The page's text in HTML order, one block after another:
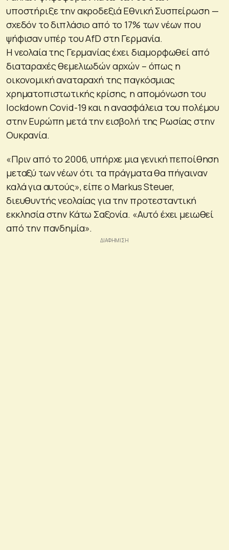
υποστήριξε την ακροδεξιά Εθνική Συσπείρωση —
σχεδόν το διπλάσιο από το 17% των νέων που
ψήφισαν υπέρ του AfD στη Γερμανία.
Η νεολαία της Γερμανίας έχει διαμορφωθεί από
διαταραχές θεμελιωδών αρχών – όπως η
οικονομική αναταραχή της παγκόσμιας
χρηματοπιστωτικής κρίσης, η απομόνωση του
lockdown Covid-19 και η ανασφάλεια του πολέμου
στην Ευρώπη μετά την εισβολή της Ρωσίας στην
Ουκρανία.
«Πριν από το 2006, υπήρχε μια γενική πεποίθηση
μεταξύ των νέων ότι τα πράγματα θα πήγαιναν
καλά για αυτούς», είπε ο Markus Steuer,
διευθυντής νεολαίας για την προτεσταντική
εκκλησία στην Κάτω Σαξονία. «Αυτό έχει μειωθεί
από την πανδημία».